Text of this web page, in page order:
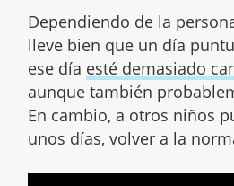
Dependiendo de la
lleve bien que un día
ese día esté demasiado
aunque también
En cambio, a otros niños
unos días, volver a la